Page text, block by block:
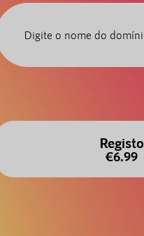
Registo
€6.99